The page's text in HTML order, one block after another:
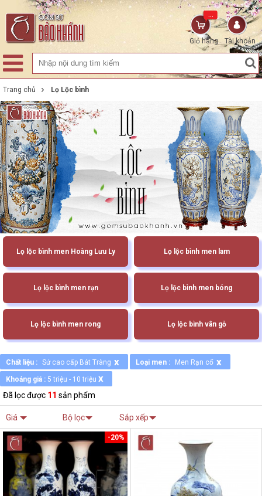
Tài khoản
Giỏ hàng
...
Trang chủ Lọ Lộc bình
Lọ lộc bình men Hoàng Lưu Ly Lọ lộc bình men lam
Lọ lộc bình men rạn Lọ lộc bình men bóng
Lọ lộc bình men rong Lọ lộc bình vân gỗ
Chất liệu : Sứ cao cấp Bát Tràng x Loại men : Men Rạn cổ x
Khoảng giá : 5 triệu - 10 triệu x
Đã lọc được 11 sản phẩm
Giá Bộ lọc Sắp xếp
-20%